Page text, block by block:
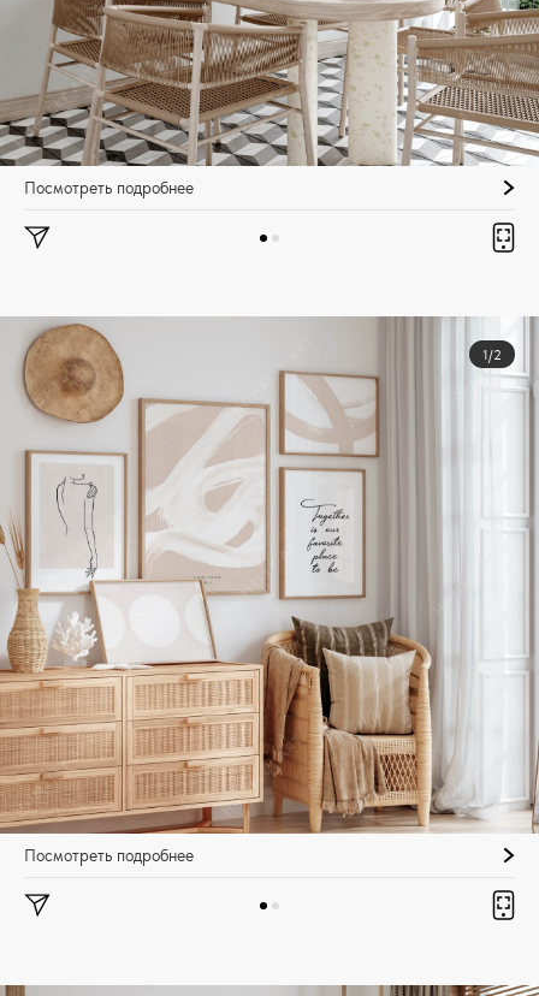
Посмотреть подробнее
1/2
Посмотреть подробнее